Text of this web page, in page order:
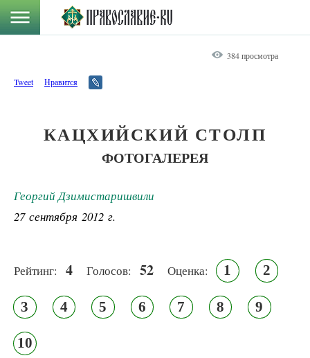
384 просмотра
Tweet Нравится
КАЦХИЙСКИЙ СТОЛП
ФОТОГАЛЕРЕЯ
Георгий Дзимистаришвили
27 сентября 2012 г.
Рейтинг: 4 Голосов: 52 Оценка: 1 2
3 4 5 6 7 8 9
10